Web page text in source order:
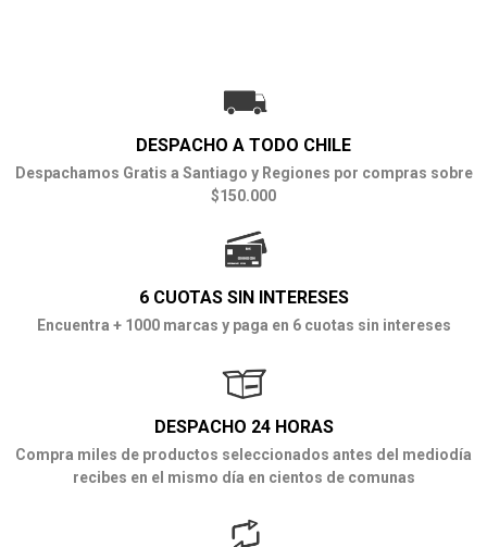
DESPACHO A TODO CHILE
Despachamos Gratis a Santiago y Regiones por compras sobre
$150.000
6 CUOTAS SIN INTERESES
Encuentra + 1000 marcas y paga en 6 cuotas sin intereses
DESPACHO 24 HORAS
Compra miles de productos seleccionados antes del mediodía
recibes en el mismo día en cientos de comunas